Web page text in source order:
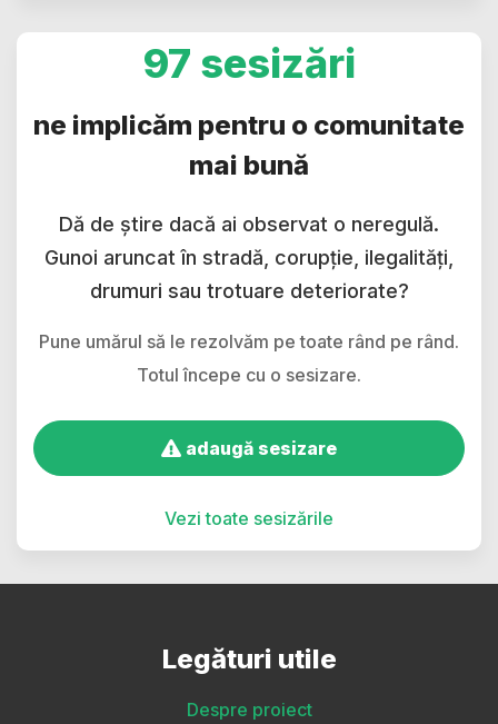
97 sesizări
ne implicăm pentru o comunitate
mai bună
Dă de știre dacă ai observat o neregulă.
Gunoi aruncat în stradă, corupție, ilegalități,
drumuri sau trotuare deteriorate?
Pune umărul să le rezolvăm pe toate rând pe rând.
Totul începe cu o sesizare.
adaugă sesizare
Vezi toate sesizările
Legături utile
Despre proiect